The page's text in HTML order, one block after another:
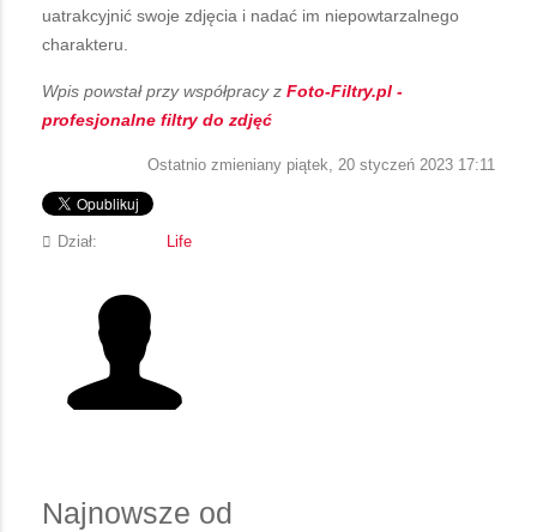
uatrakcyjnić swoje zdjęcia i nadać im niepowtarzalnego
charakteru.
Wpis powstał przy współpracy z Foto-Filtry.pl -
profesjonalne filtry do zdjęć
Ostatnio zmieniany piątek, 20 styczeń 2023 17:11
Dział: Life
Najnowsze od